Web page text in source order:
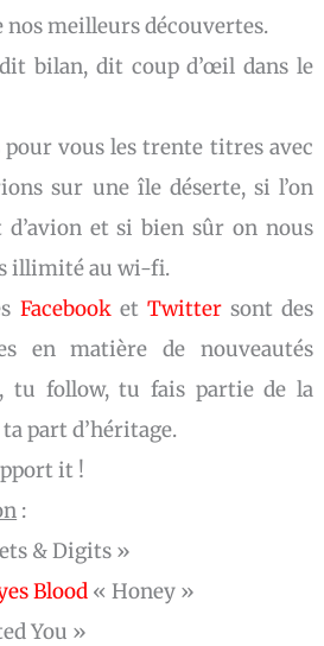
nos meilleurs découvertes.
bilan, dit coup d’œil dans le
vous les trente titres avec
sur une île déserte, si l’on
et si bien sûr on nous
illimité au wi-fi.
Facebooket Twittersont des
en matière de nouveautés
tu follow, tu fais partie de la
part d’héritage.
it !
:
& Digits »
Blood « Honey »
You »